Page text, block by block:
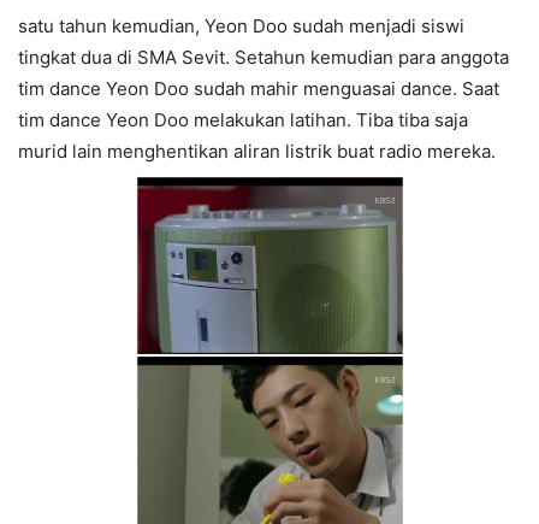
satu tahun kemudian, Yeon Doo sudah menjadi siswi
tingkat dua di SMA Sevit. Setahun kemudian para anggota
tim dance Yeon Doo sudah mahir menguasai dance. Saat
tim dance Yeon Doo melakukan latihan. Tiba tiba saja
murid lain menghentikan aliran listrik buat radio mereka.